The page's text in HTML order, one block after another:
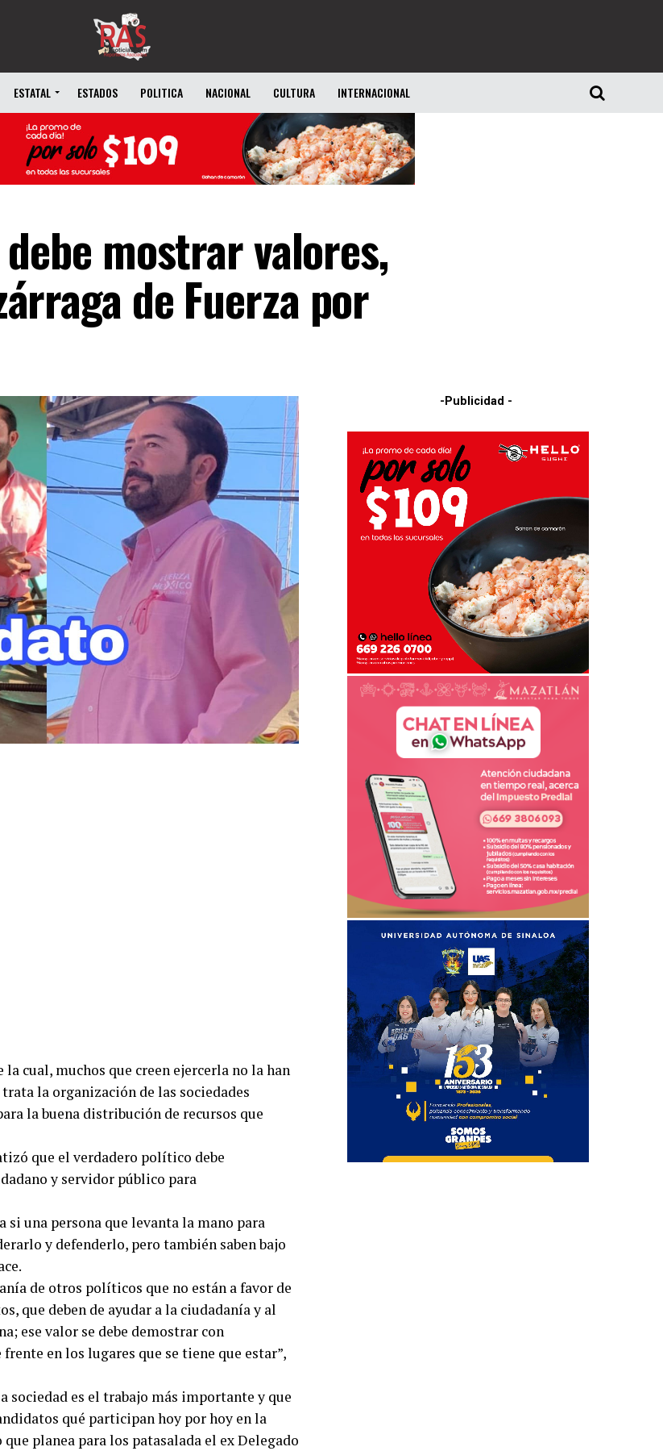
ESTATAL ESTADOS POLITICA NACIONAL CULTURA INTERNACIONAL
mostrar valores,
de Fuerza por
cual, muchos que creen ejercerla no la han
la organización de las sociedades
la buena distribución de recursos que
que el verdadero político debe
y servidor público para
si una persona que levanta la mano para
y defenderlo, pero también saben bajo
de otros políticos que no están a favor de
que deben de ayudar a la ciudadanía y al
ese valor se debe demostrar con
en los lugares que se tiene que estar”,
sociedad es el trabajo más importante y que
qué participan hoy por hoy en la
planea para los patasalada el ex Delegado
-Publicidad -